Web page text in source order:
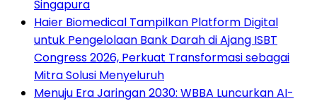
Singapura
Haier Biomedical Tampilkan Platform Digital
untuk Pengelolaan Bank Darah di Ajang ISBT
Congress 2026, Perkuat Transformasi sebagai
Mitra Solusi Menyeluruh
Menuju Era Jaringan 2030: WBBA Luncurkan AI-